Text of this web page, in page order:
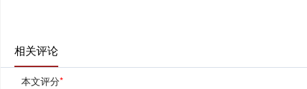
相关评论
本文评分*